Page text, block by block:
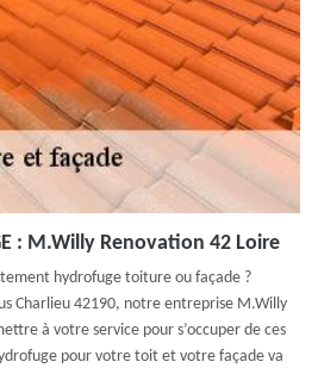
: M.Willy Renovation 42 Loire
hydrofuge toiture ou façade ?
Charlieu 42190, notre entreprise M.Willy
à votre service pour s’occuper de ces
pour votre toit et votre façade va